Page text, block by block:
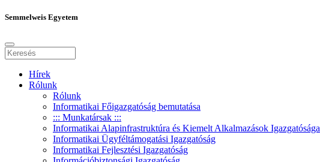
Semmelweis Egyetem
Hírek
Rólunk
Rólunk
Informatikai Főigazgatóság bemutatása
::: Munkatársak :::
Informatikai Alapinfrastruktúra és Kiemelt Alkalmazások Igazgatósága
Informatikai Ügyféltámogatási Igazgatóság
Informatikai Fejlesztési Igazgatóság